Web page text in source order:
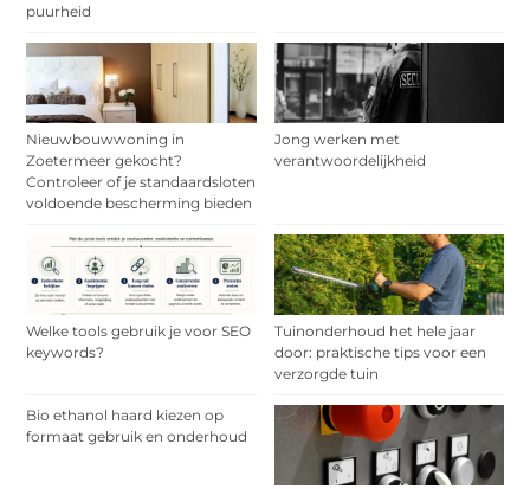
puurheid
Nieuwbouwwoning in
Zoetermeer gekocht?
Controleer of je standaardsloten
voldoende bescherming bieden
Jong werken met
verantwoordelijkheid
Welke tools gebruik je voor SEO
keywords?
Tuinonderhoud het hele jaar
door: praktische tips voor een
verzorgde tuin
Bio ethanol haard kiezen op
formaat gebruik en onderhoud